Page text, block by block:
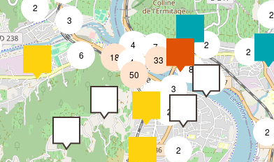
2
2
2
2
2
2
2
8
3
6
4
4
18
7
2
3
50
33